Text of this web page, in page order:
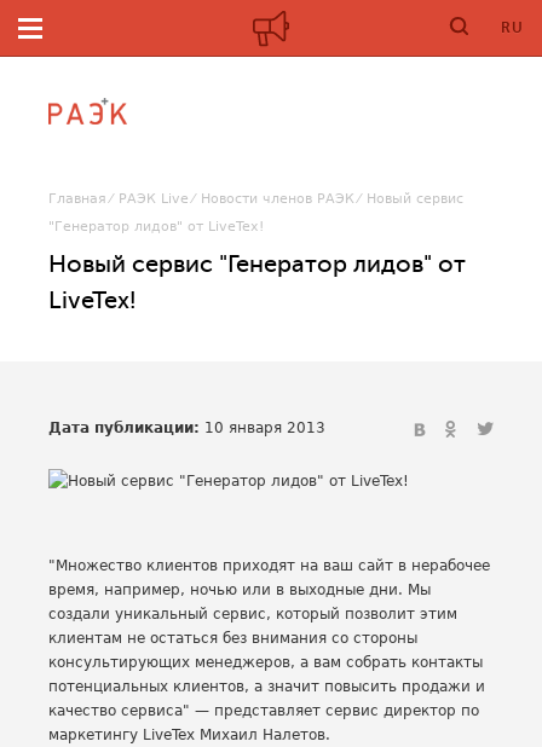
RU
Главная РАЭК Live Новости членов РАЭК
Новый сервис
"Генератор лидов" от LiveTex!
Новый сервис "Генератор лидов" от
LiveTex!
Дата публикации: 10 января 2013
"Множество клиентов приходят на ваш сайт в нерабочее
время, например, ночью или в выходные дни. Мы
создали уникальный сервис, который позволит этим
клиентам не остаться без внимания со стороны
консультирующих менеджеров, а вам собрать контакты
потенциальных клиентов, а значит повысить продажи и
качество сервиса" — представляет сервис директор по
маркетингу LiveTex Михаил Налетов.